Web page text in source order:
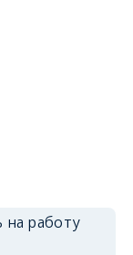
на работу